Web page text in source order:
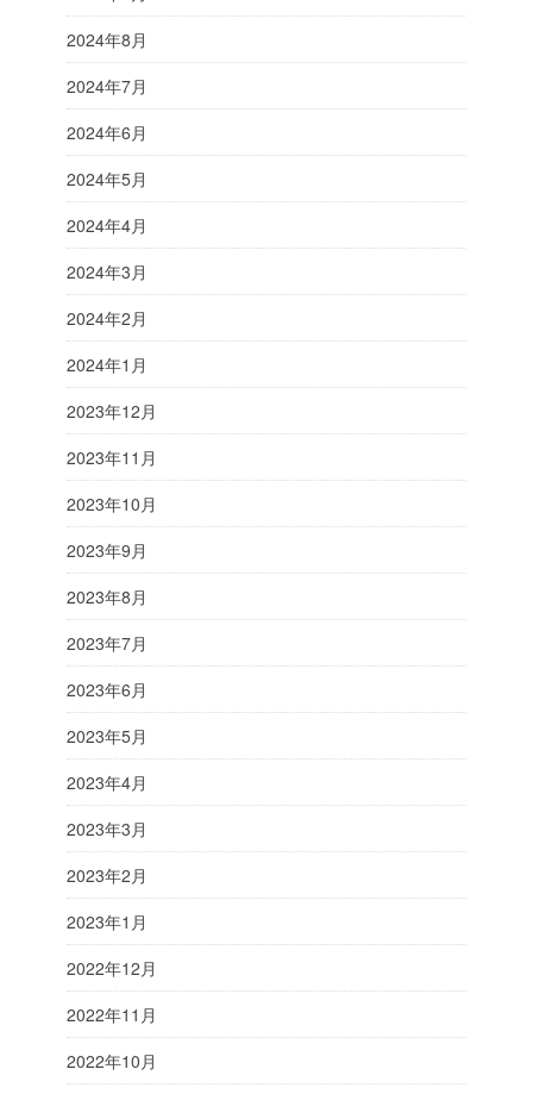
2024年8月
2024年7月
2024年6月
2024年5月
2024年4月
2024年3月
2024年2月
2024年1月
2023年12月
2023年11月
2023年10月
2023年9月
2023年8月
2023年7月
2023年6月
2023年5月
2023年4月
2023年3月
2023年2月
2023年1月
2022年12月
2022年11月
2022年10月